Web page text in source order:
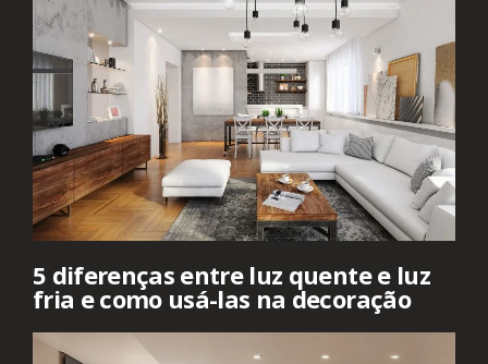
5 diferenças entre luz quente e luz
fria e como usá-las na decoração